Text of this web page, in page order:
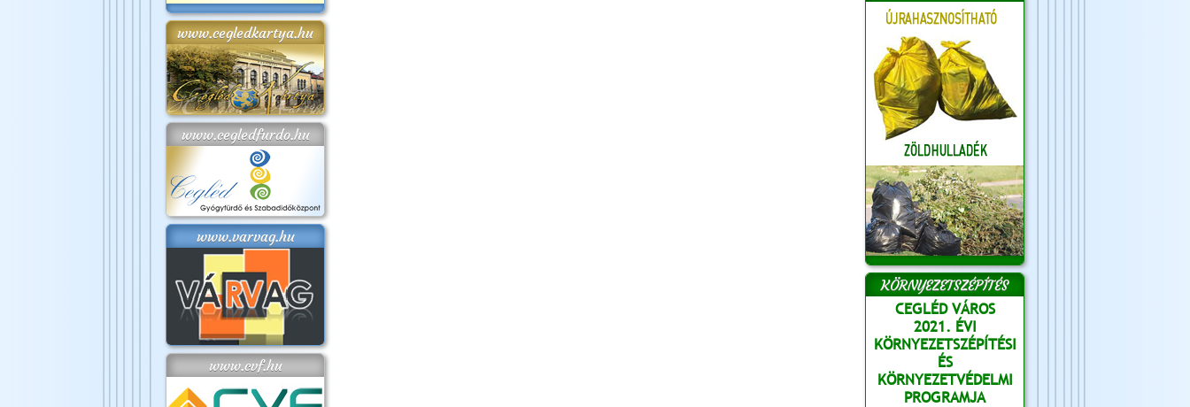
www.cegledkartya.hu
www.cegledfurdo.hu
www.varvag.hu
www.cvf.hu
KÖRNYEZETSZÉPÍTÉS
CEGLÉD VÁROS
2021. ÉVI
KÖRNYEZETSZÉPÍTÉSI
ÉS
KÖRNYEZETVÉDELMI
PROGRAMJA